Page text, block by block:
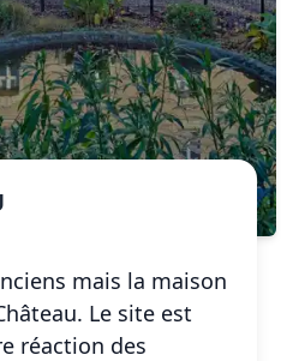
mais la maison
Le site est
réaction des